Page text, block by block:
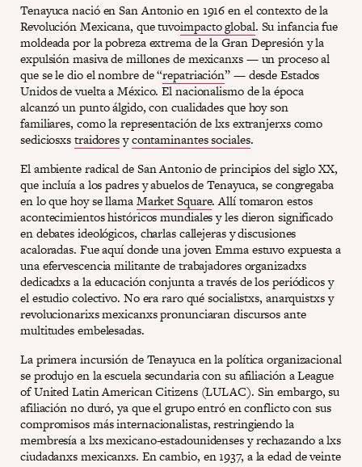
Tenayuca nació en San Antonio en 1916 en el contexto de la
Revolución Mexicana, que tuvoimpacto global. Su infancia fue
moldeada por la pobreza extrema de la Gran Depresión y la
expulsión masiva de millones de mexicanxs — un proceso al
que se le dio el nombre de “repatriación” — desde Estados
Unidos de vuelta a México. El nacionalismo de la época
alcanzó un punto álgido, con cualidades que hoy son
familiares, como la representación de lxs extranjerxs como
sediciosxstraidoresycontaminantes sociales.
El ambiente radical de San Antonio de principios del siglo XX,
que incluía a los padres y abuelos de Tenayuca, se congregaba
en lo que hoy se llamaMarket Square. Allí tomaron estos
acontecimientos históricos mundiales y les dieron significado
en debates ideológicos, charlas callejeras y discusiones
acaloradas. Fue aquí donde una joven Emma estuvo expuesta a
una efervescencia militante de trabajadores organizadxs
dedicadxs a la educación conjunta a través de los periódicos y
el estudio colectivo. No era raro qué socialistxs, anarquistxs y
revolucionarixs mexicanxs pronunciaran discursos ante
multitudes embelesadas.
La primera incursión de Tenayuca en la política organizacional
se produjo en la escuela secundaria con su afiliación a League
of United Latin American Citizens (LULAC). Sin embargo, su
afiliación no duró, ya que el grupo entró en conflicto con sus
compromisos más internacionalistas, restringiendo la
membresía a lxs mexicano-estadounidenses y rechazando a lxs
ciudadanxs mexicanxs. En cambio, en 1937, a la edad de veinte